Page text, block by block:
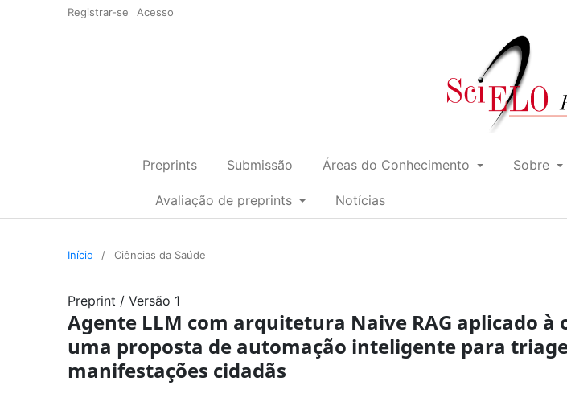
Registrar-se Acesso
Preprints Submissão Áreas do Conhecimento Sobre
Avaliação de preprints Notícias
Início / Ciências da Saúde
Preprint / Versão 1
Agente LLM com arquitetura Naive RAG aplicado à
uma proposta de automação inteligente para
manifestações cidadãs